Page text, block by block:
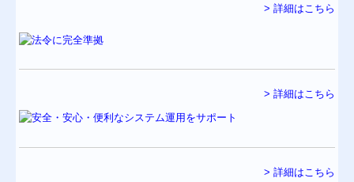
> 詳細はこちら
> 詳細はこちら
> 詳細はこちら